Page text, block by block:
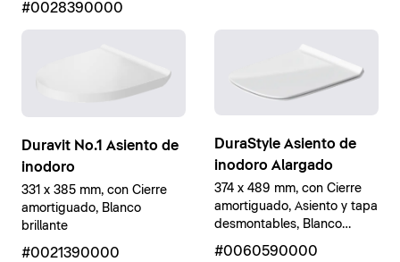
#0028390000
Duravit No.1 Asiento de
inodoro
331 x 385 mm, con Cierre
amortiguado, Blanco
brillante
#0021390000
DuraStyle Asiento de
inodoro Alargado
374 x 489 mm, con Cierre
amortiguado, Asiento y tapa
desmontables, Blanco
brillante
#0060590000